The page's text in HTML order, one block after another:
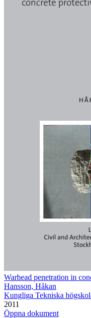
Warhead penetration in
Hansson, Håkan
Kungliga Tekniska
2011
Öppna dokument